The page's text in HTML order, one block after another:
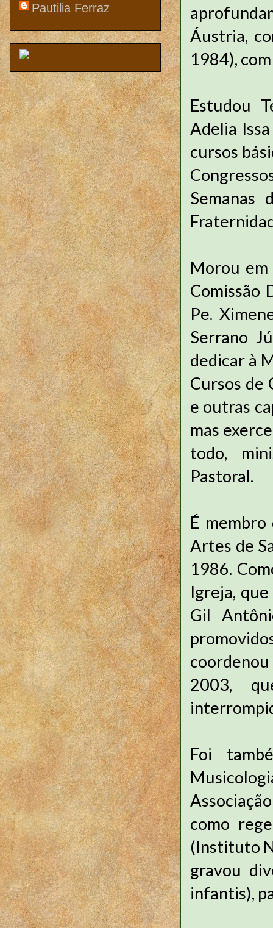
Áustria,
1984),
Estudou
Adelia
cursos
Semanas
Morou em
Comissão
Pe.
Serrano
dedicar à
Cursos de
e outras
mas
todo,
Pastoral.
É
Artes de
1986.
Igreja,
Gil
2003,
Foi
como
(Instituto
gravou
infantis),
Pautilia Ferraz